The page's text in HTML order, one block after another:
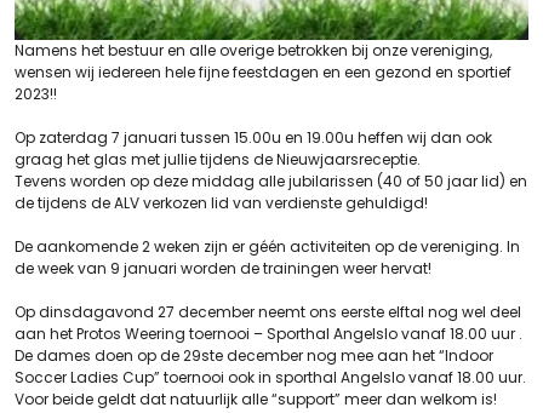
Namens het bestuur en alle overige betrokken bij onze vereniging,
wensen wij iedereen hele fijne feestdagen en een gezond en sportief
2023!!
Op zaterdag 7 januari tussen 15.00u en 19.00u heffen wij dan ook
graag het glas met jullie tijdens de Nieuwjaarsreceptie.
Tevens worden op deze middag alle jubilarissen (40 of 50 jaar lid) en
de tijdens de ALV verkozen lid van verdienste gehuldigd!
De aankomende 2 weken zijn er géén activiteiten op de vereniging. In
de week van 9 januari worden de trainingen weer hervat!
Op dinsdagavond 27 december neemt ons eerste elftal nog wel deel
aan het Protos Weering toernooi – Sporthal Angelslo vanaf 18.00 uur .
De dames doen op de 29ste december nog mee aan het “Indoor
Soccer Ladies Cup” toernooi ook in sporthal Angelslo vanaf 18.00 uur.
Voor beide geldt dat natuurlijk alle “support” meer dan welkom is!